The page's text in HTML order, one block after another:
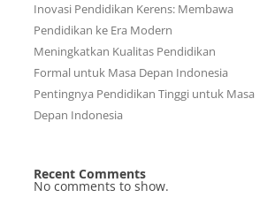
Inovasi Pendidikan Kerens: Membawa
Pendidikan ke Era Modern
Meningkatkan Kualitas Pendidikan
Formal untuk Masa Depan Indonesia
Pentingnya Pendidikan Tinggi untuk Masa
Depan Indonesia
Recent Comments
No comments to show.